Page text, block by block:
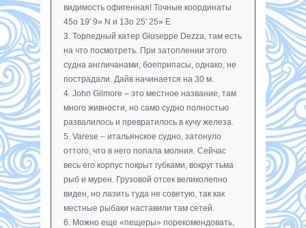
видимость офигенная! Точные координаты
45o 19′ 9» N и 13o 25′ 25» E
3. Торпедный катер Giuseppe Dezza, там есть
на что посмотреть. При затоплении этого
судна англичанами, боеприпасы, однако, не
пострадали. Дайв начинается на 30 м.
4. John Gilmore – это местное название, там
много живности, но само судно полностью
развалилось и превратилось в кучу железа.
5. Varese – итальянское судно, затонуло
оттого, что в него попала молния. Сейчас
весь его корпус покрыт губками, вокруг тьма
рыб и мурен. Грузовой отсек великолепно
виден, но лазить туда не советую, так как
местные рыбаки наставили там сетей.
6. Можно еще «пещеры» порекомендовать,